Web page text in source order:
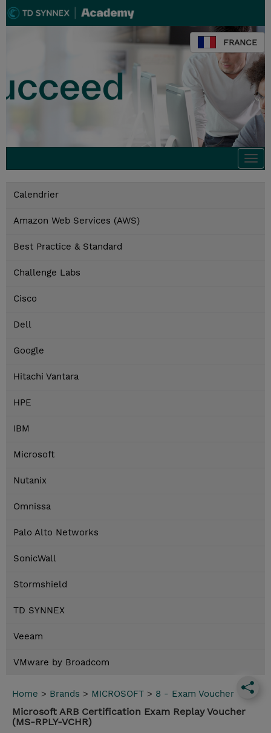
FRANCE
Calendrier
Amazon Web Services (AWS)
Best Practice & Standard
Challenge Labs
Cisco
Dell
Google
Hitachi Vantara
HPE
IBM
Microsoft
Nutanix
Omnissa
Palo Alto Networks
SonicWall
Stormshield
TD SYNNEX
Veeam
VMware by Broadcom
Home > Brands > MICROSOFT > 8 - Exam Voucher
Microsoft ARB Certification Exam Replay Voucher
(MS-RPLY-VCHR)